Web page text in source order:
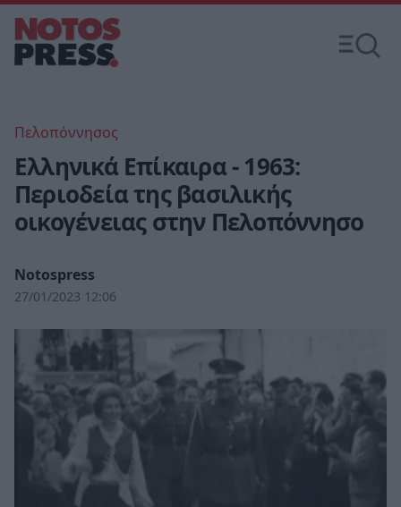
Πελοπόννησος
Ελληνικά Επίκαιρα - 1963:
Περιοδεία της βασιλικής
οικογένειας στην Πελοπόννησο
Notospress
27/01/2023 12:06